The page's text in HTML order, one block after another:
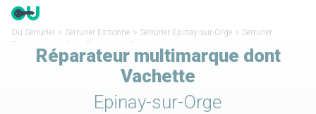
Ou Serrurier > Serrurier Essonne > Serrurier Epinay-sur-Orge > Serrurier
Réparateur Vachette Epinay-sur-Orge
Réparateur multimarque dont
Vachette
Epinay-sur-Orge